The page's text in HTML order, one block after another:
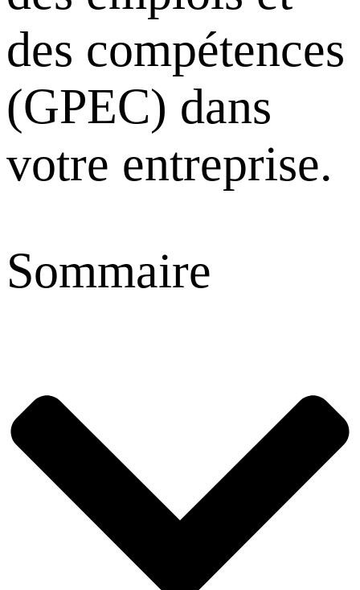
des compétences
(GPEC) dans
votre entreprise.
Sommaire